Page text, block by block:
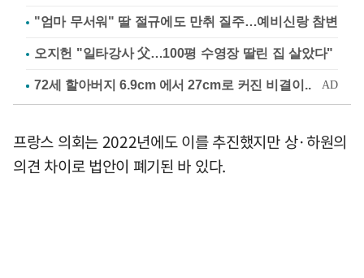
"엄마 무서워" 딸 절규에도 만취 질주…예비신랑 참변
오지헌 "일타강사 父…100평 수영장 딸린 집 살았다"
프랑스 의회는 2022년에도 이를 추진했지만 상·하원의
의견 차이로 법안이 폐기된 바 있다.